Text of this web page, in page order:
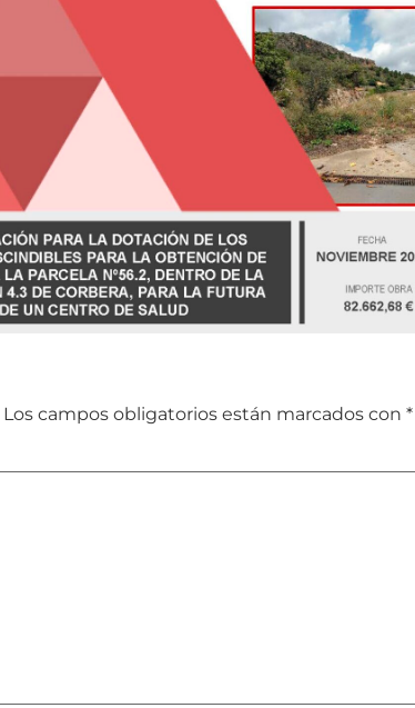
Los campos obligatorios están marcados con *